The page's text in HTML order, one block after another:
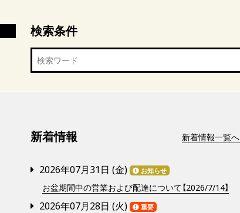
検索条件
新着情報 新着情報一覧へ
2026年07月31日 (金) お知らせ
お盆期間中の営業および配達について【2026/7/14】
2026年07月28日 (火) 重要